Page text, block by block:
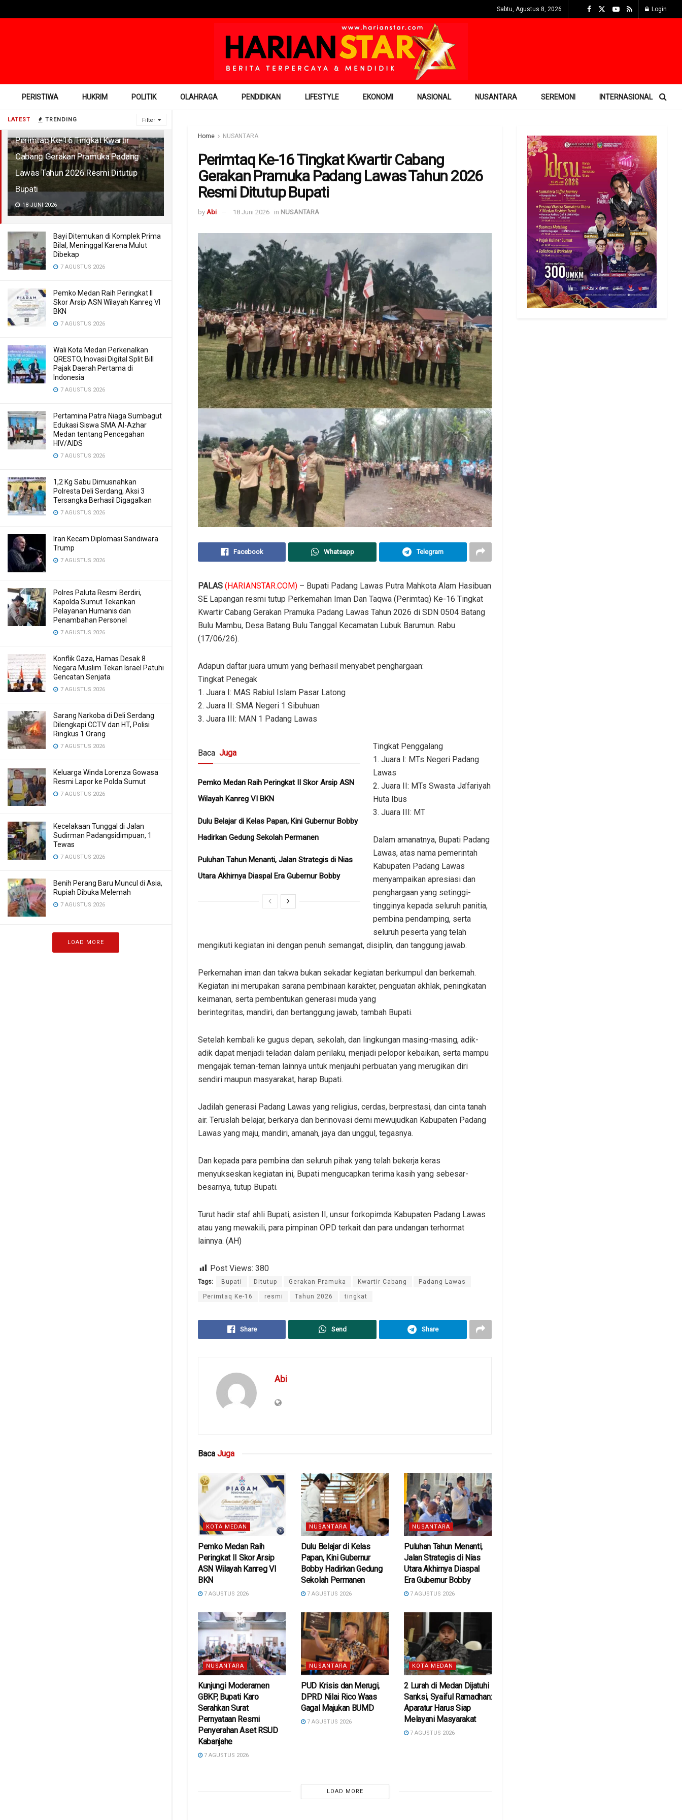
LATEST TRENDING Filter
Perimtaq Ke-16 Tingkat Kwartir
Cabang Gerakan Pramuka Padang
Lawas Tahun 2026 Resmi Ditutup
Bupati
18 JUNI 2026
Bayi Ditemukan di Komplek Prima
Bilal, Meninggal Karena Mulut
Dibekap
7 AGUSTUS 2026
Pemko Medan Raih Peringkat II
Skor Arsip ASN Wilayah Kanreg VI
BKN
7 AGUSTUS 2026
Wali Kota Medan Perkenalkan
QRESTO, Inovasi Digital Split Bill
Pajak Daerah Pertama di
Indonesia
7 AGUSTUS 2026
Pertamina Patra Niaga Sumbagut
Edukasi Siswa SMA Al-Azhar
Medan tentang Pencegahan
HIV/AIDS
7 AGUSTUS 2026
1,2 Kg Sabu Dimusnahkan
Polresta Deli Serdang, Aksi 3
Tersangka Berhasil Digagalkan
7 AGUSTUS 2026
Iran Kecam Diplomasi Sandiwara
Trump
7 AGUSTUS 2026
Polres Paluta Resmi Berdiri,
Kapolda Sumut Tekankan
Pelayanan Humanis dan
Penambahan Personel
7 AGUSTUS 2026
Konflik Gaza, Hamas Desak 8
Negara Muslim Tekan Israel Patuhi
Gencatan Senjata
7 AGUSTUS 2026
Sarang Narkoba di Deli Serdang
Dilengkapi CCTV dan HT, Polisi
Ringkus 1 Orang
7 AGUSTUS 2026
Keluarga Winda Lorenza Gowasa
Resmi Lapor ke Polda Sumut
7 AGUSTUS 2026
Kecelakaan Tunggal di Jalan
Sudirman Padangsidimpuan, 1
Tewas
7 AGUSTUS 2026
Benih Perang Baru Muncul di Asia,
Rupiah Dibuka Melemah
7 AGUSTUS 2026
LOAD MORE
Sabtu, Agustus 8, 2026 Login
PERISTIWA HUKRIM POLITIK OLAHRAGA PENDIDIKAN LIFESTYLE EKONOMI NASIONAL NUSANTARA SEREMONI INTERNASIONAL
Home NUSANTARA
Perimtaq Ke-16 Tingkat Kwartir Cabang
Gerakan Pramuka Padang Lawas Tahun 2026
Resmi Ditutup Bupati
by Abi 18 Juni 2026 in NUSANTARA
Facebook Whatsapp Telegram
PALAS (HARIANSTAR.COM) – Bupati Padang Lawas Putra Mahkota Alam Hasibuan
SE Lapangan resmi tutup Perkemahan Iman Dan Taqwa (Perimtaq) Ke-16 Tingkat
Kwartir Cabang Gerakan Pramuka Padang Lawas Tahun 2026 di SDN 0504 Batang
Bulu Mambu, Desa Batang Bulu Tanggal Kecamatan Lubuk Barumun. Rabu
(17/06/26).
Adapun daftar juara umum yang berhasil menyabet penghargaan:
Tingkat Penegak
1. Juara I: MAS Rabiul Islam Pasar Latong
2. Juara II: SMA Negeri 1 Sibuhuan
3. Juara III: MAN 1 Padang Lawas
Baca Juga
Pemko Medan Raih Peringkat II Skor Arsip ASN
Wilayah Kanreg VI BKN
Dulu Belajar di Kelas Papan, Kini Gubernur Bobby
Hadirkan Gedung Sekolah Permanen
Puluhan Tahun Menanti, Jalan Strategis di Nias
Utara Akhirnya Diaspal Era Gubernur Bobby
Tingkat Penggalang
1. Juara I: MTs Negeri Padang
Lawas
2. Juara II: MTs Swasta Ja’fariyah
Huta Ibus
3. Juara III: MT
Dalam amanatnya, Bupati Padang
Lawas, atas nama pemerintah
Kabupaten Padang Lawas
menyampaikan apresiasi dan
penghargaan yang setinggi-
tingginya kepada seluruh panitia,
pembina pendamping, serta
seluruh peserta yang telah
mengikuti kegiatan ini dengan penuh semangat, disiplin, dan tanggung jawab.
Perkemahan iman dan takwa bukan sekadar kegiatan berkumpul dan berkemah.
Kegiatan ini merupakan sarana pembinaan karakter, penguatan akhlak, peningkatan
keimanan, serta pembentukan generasi muda yang
berintegritas, mandiri, dan bertanggung jawab, tambah Bupati.
Setelah kembali ke gugus depan, sekolah, dan lingkungan masing-masing, adik-
adik dapat menjadi teladan dalam perilaku, menjadi pelopor kebaikan, serta mampu
mengajak teman-teman lainnya untuk menjauhi perbuatan yang merugikan diri
sendiri maupun masyarakat, harap Bupati.
Jadilah generasi Padang Lawas yang religius, cerdas, berprestasi, dan cinta tanah
air. Teruslah belajar, berkarya dan berinovasi demi mewujudkan Kabupaten Padang
Lawas yang maju, mandiri, amanah, jaya dan unggul, tegasnya.
Dan kepada para pembina dan seluruh pihak yang telah bekerja keras
menyukseskan kegiatan ini, Bupati mengucapkan terima kasih yang sebesar-
besarnya, tutup Bupati.
Turut hadir staf ahli Bupati, asisten II, unsur forkopimda Kabupaten Padang Lawas
atau yang mewakili, para pimpinan OPD terkait dan para undangan terhormat
lainnya. (AH)
Post Views: 380
Tags: Bupati Ditutup Gerakan Pramuka Kwartir Cabang Padang Lawas
Perimtaq Ke-16 resmi Tahun 2026 tingkat
Share Send Share
Abi
Baca Juga
KOTA MEDAN
Pemko Medan Raih
Peringkat II Skor Arsip
ASN Wilayah Kanreg VI
BKN
7 AGUSTUS 2026
NUSANTARA
Dulu Belajar di Kelas
Papan, Kini Gubernur
Bobby Hadirkan Gedung
Sekolah Permanen
7 AGUSTUS 2026
NUSANTARA
Puluhan Tahun Menanti,
Jalan Strategis di Nias
Utara Akhirnya Diaspal
Era Gubernur Bobby
7 AGUSTUS 2026
NUSANTARA
Kunjungi Moderamen
GBKP, Bupati Karo
Serahkan Surat
Pernyataan Resmi
Penyerahan Aset RSUD
Kabanjahe
7 AGUSTUS 2026
NUSANTARA
PUD Krisis dan Merugi,
DPRD Nilai Rico Waas
Gagal Majukan BUMD
7 AGUSTUS 2026
KOTA MEDAN
2 Lurah di Medan Dijatuhi
Sanksi, Syaiful Ramadhan:
Aparatur Harus Siap
Melayani Masyarakat
7 AGUSTUS 2026
LOAD MORE